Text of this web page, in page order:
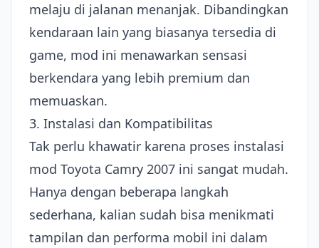
melaju di jalanan menanjak. Dibandingkan
kendaraan lain yang biasanya tersedia di
game, mod ini menawarkan sensasi
berkendara yang lebih premium dan
memuaskan.
3. Instalasi dan Kompatibilitas
Tak perlu khawatir karena proses instalasi
mod Toyota Camry 2007 ini sangat mudah.
Hanya dengan beberapa langkah
sederhana, kalian sudah bisa menikmati
tampilan dan performa mobil ini dalam